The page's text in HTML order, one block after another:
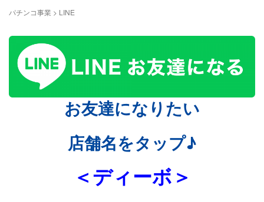
パチンコ事業 > LINE
お友達になりたい
店舗名をタップ♪
＜ディーボ＞